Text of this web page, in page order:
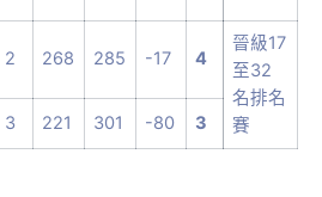
2 268 285 -17 4
晉級17
至32
名排名
賽
3 221 301 -80
3